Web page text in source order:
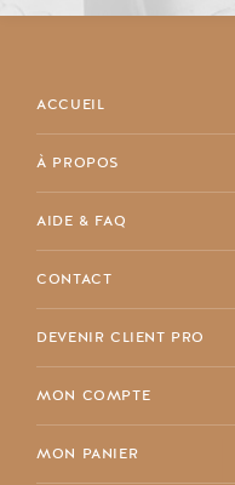
ACCUEIL
À PROPOS
AIDE & FAQ
CONTACT
DEVENIR CLIENT PRO
MON COMPTE
MON PANIER
info@maisondespriet.com